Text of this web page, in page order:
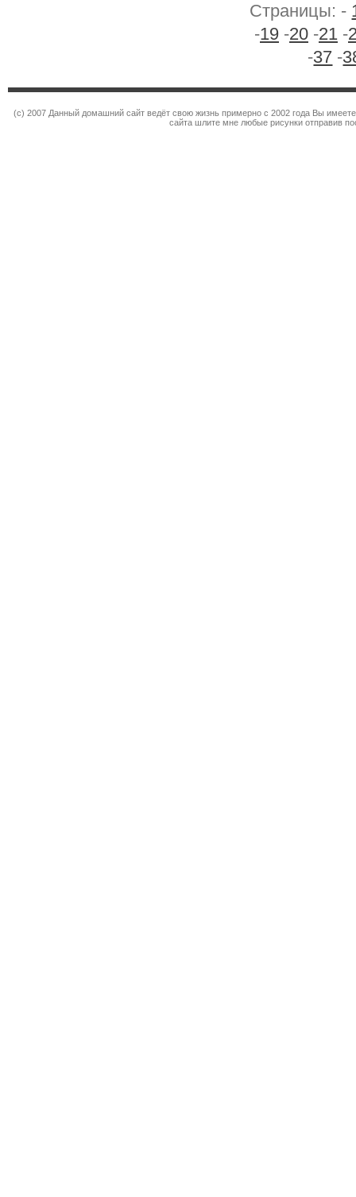
Страницы: -
-19 -20 -21 -
-37 -
(c) 2007 Данный домашний сайт ведёт свою жизнь примерно с 2002 года Вы
сайта шлите мне любые рисунки отправив